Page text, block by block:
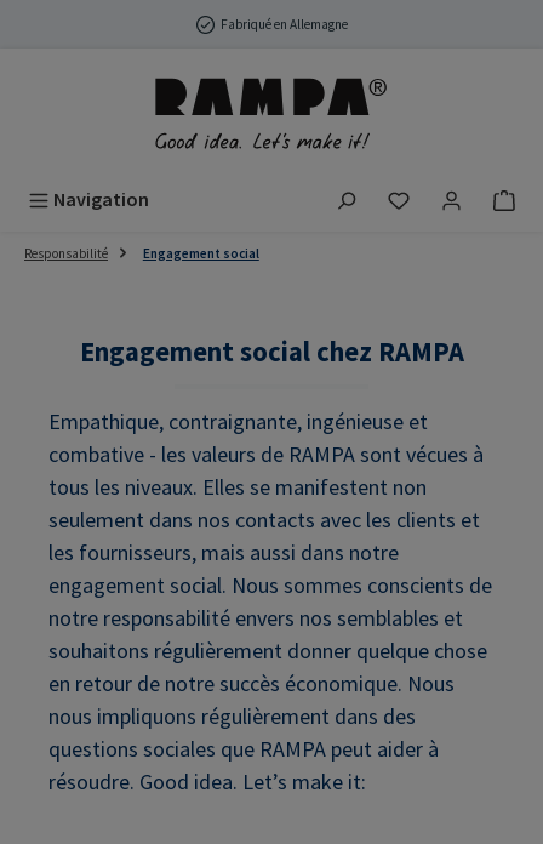
Passer au contenu principalFabriqué en Allemagne
Navigation Vous avez 0
Responsabilité Engagement social
Engagement social chez RAMPA
Empathique, contraignante, ingénieuse et
combative - les valeurs de RAMPA sont vécues à
tous les niveaux. Elles se manifestent non
seulement dans nos contacts avec les clients et
les fournisseurs, mais aussi dans notre
engagement social. Nous sommes conscients de
notre responsabilité envers nos semblables et
souhaitons régulièrement donner quelque chose
en retour de notre succès économique. Nous
nous impliquons régulièrement dans des
questions sociales que RAMPA peut aider à
résoudre. Good idea. Let’s make it: